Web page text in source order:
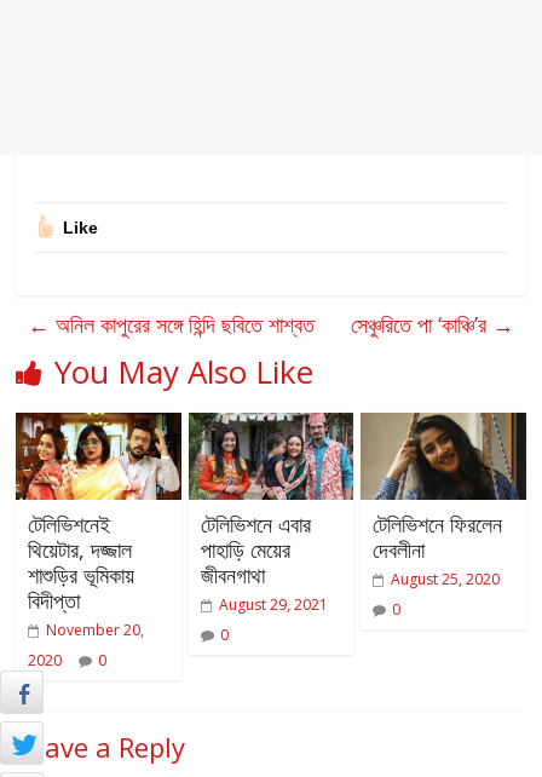
Like
← অনিল কাপুরের সঙ্গে হিন্দি ছবিতে শাশ্বত সেঞ্চুরিতে পা ‘কাঞ্চি’র →
You May Also Like
টেলিভিশনেই
থিয়েটার, দজ্জাল
শাশুড়ির ভূমিকায়
বিদীপ্তা
November 20,
2020
0
টেলিভিশনে এবার
পাহাড়ি মেয়ের
জীবনগাথা
August 29, 2021
0
টেলিভিশনে ফিরলেন
দেবলীনা
August 25, 2020
0
Leave a Reply